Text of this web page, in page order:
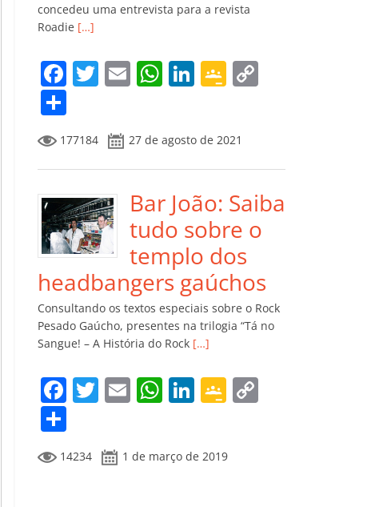
concedeu uma entrevista para a revista
Roadie […]
F
e
b
o
o
k
T
itt
er
E
l
W
s
A
p
p
Li
e
dI
n
G
gl
e
Cl
a
ss
ro
o
m
Li
n
k
o
m
p
ar
til
h
ar
177184 27 de agosto de 2021
Bar João: Saiba
tudo sobre o
templo dos
headbangers gaúchos
Consultando os textos especiais sobre o Rock
Pesado Gaúcho, presentes na trilogia “Tá no
Sangue! – A História do Rock […]
F
e
T
itt
er
E
l
W
s
Li
e
G
gl
o
m
14234 1 de março de 2019